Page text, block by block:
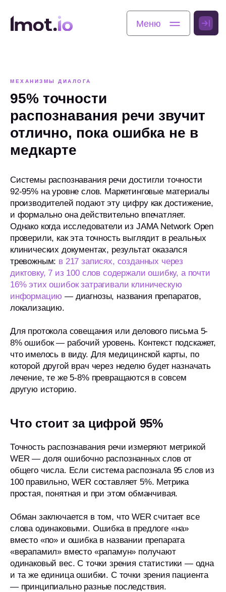
МЕХАНИЗМЫ ДИАЛОГА
95% точности
распознавания речи звучит
отлично, пока ошибка не в
медкарте
Системы распознавания речи достигли точности
92-95% на уровне слов. Маркетинговые материалы
производителей подают эту цифру как достижение,
и формально она действительно впечатляет.
Однако когда исследователи из JAMA Network Open
проверили, как эта точность выглядит в реальных
клинических документах, результат оказался
тревожным: в 217 записях, созданных через
диктовку, 7 из 100 слов содержали ошибку, а почти
16% этих ошибок затрагивали клиническую
информацию — диагнозы, названия препаратов,
локализацию.
Для протокола совещания или делового письма 5-
8% ошибок — рабочий уровень. Контекст подскажет,
что имелось в виду. Для медицинской карты, по
которой другой врач через неделю будет назначать
лечение, те же 5-8% превращаются в совсем
другую историю.
Что стоит за цифрой 95%
Точность распознавания речи измеряют метрикой
WER — доля ошибочно распознанных слов от
общего числа. Если система распознала 95 слов из
100 правильно, WER составляет 5%. Метрика
простая, понятная и при этом обманчивая.
Обман заключается в том, что WER считает все
слова одинаковыми. Ошибка в предлоге «на»
вместо «по» и ошибка в названии препарата
«верапамил» вместо «рапамун» получают
одинаковый вес. С точки зрения статистики — одна
и та же единица ошибки. С точки зрения пациента
— принципиально разные последствия.